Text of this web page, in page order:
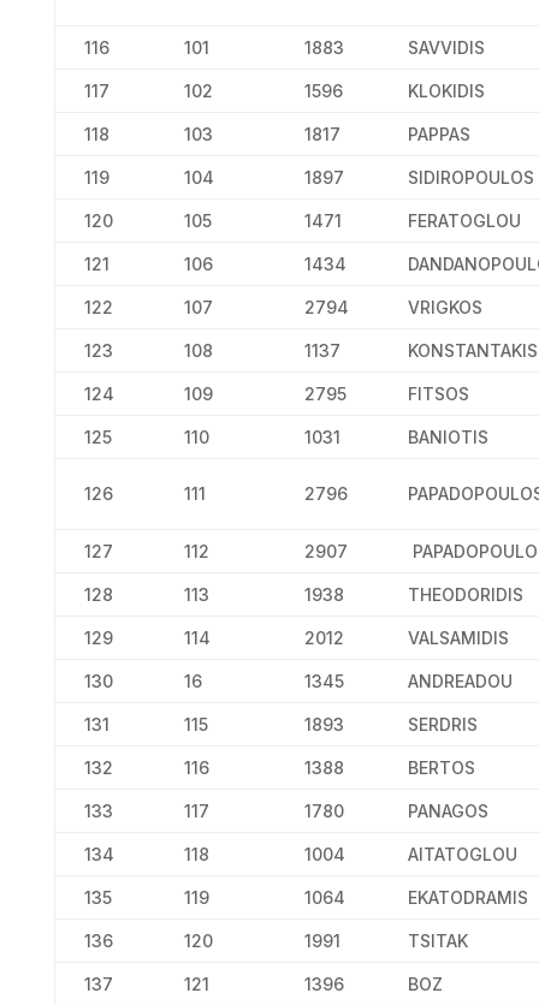
116 101 1883 SAVVIDIS
117 102 1596 KLOKIDIS
118 103 1817 PAPPAS
119 104 1897 SIDIROPOULOS
120 105 1471 FERATOGLOU
121 106 1434
122 107 2794 VRIGKOS
123 108 1137 KONSTANTAKIS
124 109 2795 FITSOS
125 110 1031 BANIOTIS
126 111 2796
127 112 2907
128 113 1938 THEODORIDIS
129 114 2012 VALSAMIDIS
130 16 1345 ANDREADOU
131 115 1893 SERDRIS
132 116 1388 BERTOS
133 117 1780 PANAGOS
134 118 1004 AITATOGLOU
135 119 1064 EKATODRAMIS
136 120 1991 TSITAK
137 121 1396 BOZ